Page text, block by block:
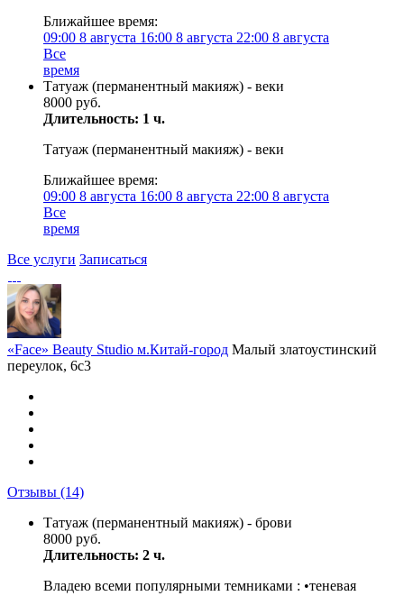
Ближайшее время:
09:00 8 августа 16:00 8 августа 22:00 8 августа
Все
время
Татуаж (перманентный макияж) - веки
8000 руб.
Длительность: 1 ч.
Татуаж (перманентный макияж) - веки
Ближайшее время:
09:00 8 августа 16:00 8 августа 22:00 8 августа
Все
время
Все услуги Записаться
«Face» Beauty Studio м.Китай-город Малый златоустинский
переулок, 6с3
Отзывы (14)
Татуаж (перманентный макияж) - брови
8000 руб.
Длительность: 2 ч.
Владею всеми популярными темниками : •теневая